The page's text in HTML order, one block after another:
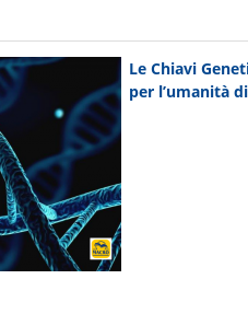
Le Chiavi
per l’umanità